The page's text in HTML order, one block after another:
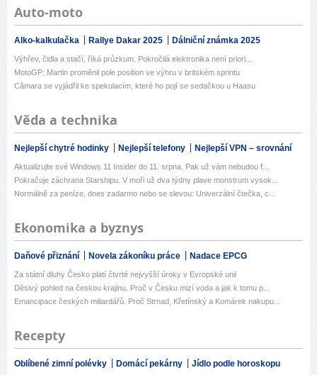
Auto-moto
Alko-kalkulačka Rallye Dakar 2025 Dálniční známka 2025
Výhřev, čidla a stačí, říká průzkum. Pokročilá elektronika není priori...
MotoGP: Martin proměnil pole position ve výhru v britském sprintu
Câmara se vyjádřil ke spekulacím, které ho pojí se sedačkou u Haasu
Věda a technika
Nejlepší chytré hodinky Nejlepší telefony Nejlepší VPN – srovnání
Aktualizujte své Windows 11 Insider do 11. srpna. Pak už vám nebudou f...
Pokračuje záchrana Starshipu. V moři už dva týdny plave monstrum vysok...
Normálně za peníze, dnes zadarmo nebo se slevou: Univerzální čtečka, c...
Ekonomika a byznys
Daňové přiznání Novela zákoníku práce Nadace EPCG
Za státní dluhy Česko platí čtvrté nejvyšší úroky v Evropské unii
Děsivý pohled na českou krajinu. Proč v Česku mizí voda a jak k tomu p...
Emancipace českých miliardářů. Proč Strnad, Křetínský a Komárek nakupu...
Recepty
Oblíbené zimní polévky Domácí pekárny Jídlo podle horoskopu